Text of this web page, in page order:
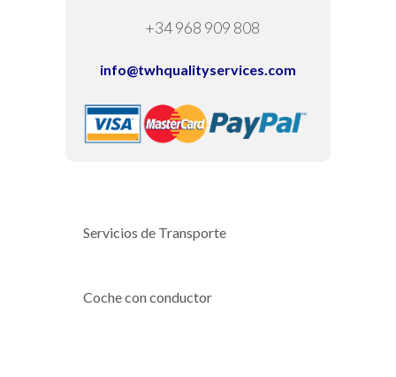
+34 968 909 808
info@twhqualityservices.com
Servicios de Transporte
Coche con conductor